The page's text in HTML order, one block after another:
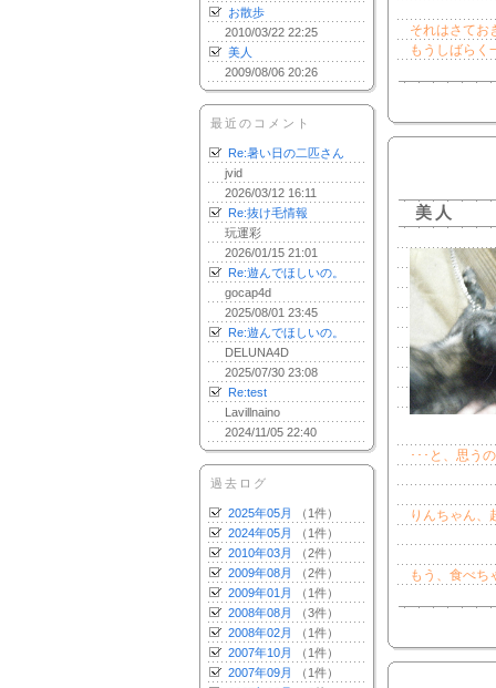
お散歩
2010/03/22 22:25
美人
2009/08/06 20:26
最近のコメント
Re:暑い日の二匹さん
jvid
2026/03/12 16:11
Re:抜け毛情報
玩運彩
2026/01/15 21:01
Re:遊んでほしいの。
gocap4d
2025/08/01 23:45
Re:遊んでほしいの。
DELUNA4D
2025/07/30 23:08
Re:test
Lavillnaino
2024/11/05 22:40
過去ログ
2025年05月
（1件）
2024年05月
（1件）
2010年03月
（2件）
2009年08月
（2件）
2009年01月
（1件）
2008年08月
（3件）
2008年02月
（1件）
2007年10月
（1件）
2007年09月
（1件）
それはさてお
もうしばらく
美人
･･･と、思う
りんちゃん、
もう、食べち